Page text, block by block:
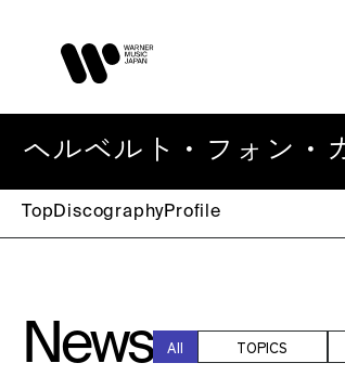
ヘルベルト・フォン・
Top DiscographyProfile
News All TOPICS